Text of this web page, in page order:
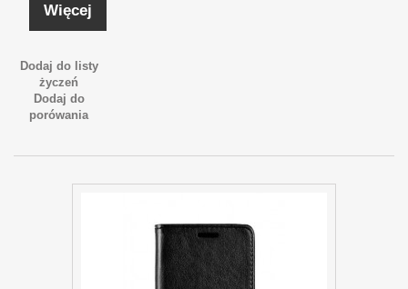
Więcej
Dodaj do listy
życzeń
Dodaj do
porówania